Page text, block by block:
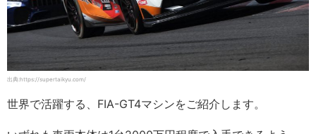
出典:https://supertaikyu.com/
世界で活躍する、FIA-GT4マシンをご紹介します。